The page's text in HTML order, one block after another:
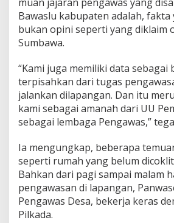
Bawaslu kabupaten adalah, fakta
bukan opini seperti yang diklaim
Sumbawa.
“Kami juga memiliki data sebagai
terpisahkan dari tugas
jalankan dilapangan. Dan itu
kami sebagai amanah dari UU
sebagai lembaga Pengawas,”
Ia mengungkap, beberapa
seperti rumah yang belum
Bahkan dari pagi sampai malam
pengawasan di lapangan,
Pengawas Desa, bekerja keras
Pilkada.